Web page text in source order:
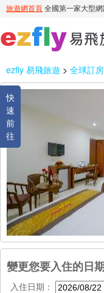
ezfly 易飛旅遊 > 全球訂房
快
速
前
往
變更您要入住的日
入住日期：